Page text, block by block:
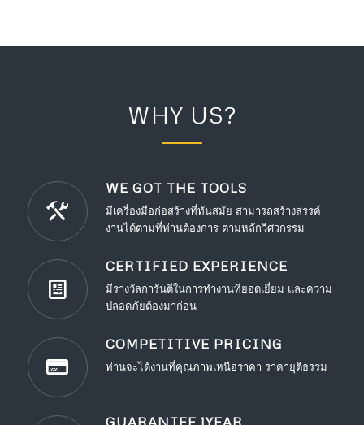
WHY US?
WE GOT THE TOOLS
มีเครื่องมือก่อสร้างที่ทันสมัย สามารถสร้างสรรค์
งานได้ตามที่ท่านต้องการ ตามหลักวิศวกรรม
CERTIFIED EXPERIENCE
มีรางวัลการันตีในการทำงานที่ยอดเยี่ยม และความ
ปลอดภัยต้องมาก่อน
COMPETITIVE PRICING
ท่านจะได้งานที่คุณภาพเหนือราคา ราคายุติธรรม